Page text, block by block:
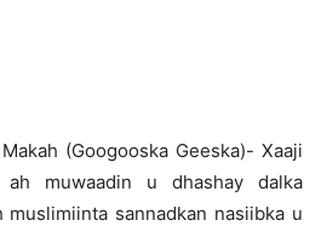
Makah (Googooska Geeska)- Xaaji
ah muwaadin u dhashay dalka
sannadkan nasiibka u